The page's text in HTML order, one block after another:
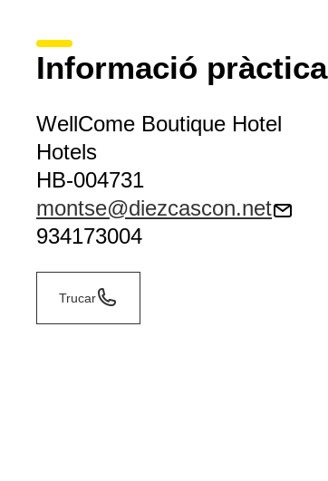
Informació pràctica
WellCome Boutique Hotel
Hotels
HB-004731
montse@diezcascon.net
934173004
Trucar